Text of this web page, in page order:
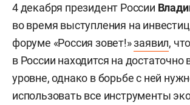
4 декабря президент России
во время выступления на
форуме «Россия зовет!»заявил,
в России находится на
уровне, однако в борьбе с ней
использовать все инструменты